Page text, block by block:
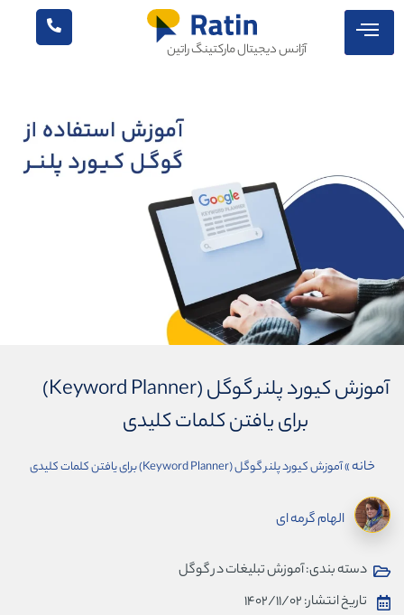
آژانس دیجیتال مارکتینگ راتین
آموزش کیورد پلنر گوگل (Keyword Planner)
برای یافتن کلمات کلیدی
خانه»آموزش کیورد پلنر گوگل (Keyword Planner) برای یافتن کلمات کلیدی
الهام گرمه ای
دسته بندی:آموزش تبلیغات در گوگل
تاریخ انتشار:۱۴۰۲/۱۱/۰۲